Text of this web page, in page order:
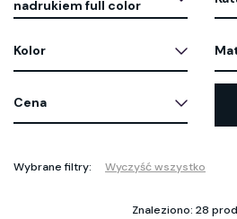
nadrukiem full color
Kolor
Cena
Wybrane filtry: Wyczyść wszystko
Znaleziono: 28